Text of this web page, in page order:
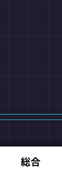
総合